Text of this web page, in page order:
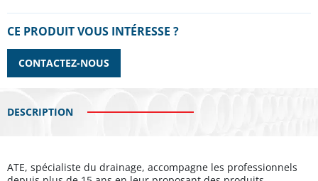
CE PRODUIT VOUS INTÉRESSE ?
CONTACTEZ-NOUS
DESCRIPTION
ATE, spécialiste du drainage, accompagne les professionnels